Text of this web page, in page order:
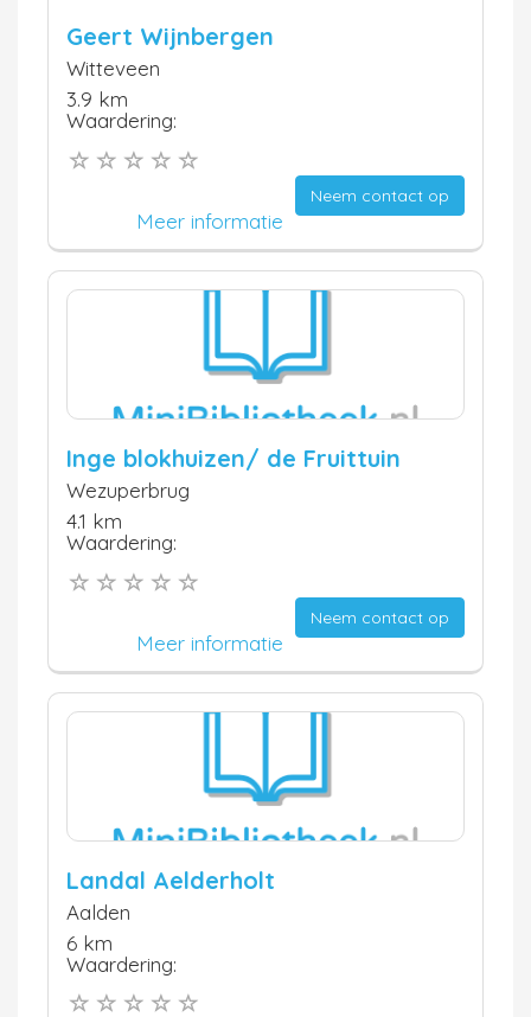
Geert Wijnbergen
Witteveen
3.9 km
Waardering:
Neem contact op
Meer informatie
Inge blokhuizen/ de Fruittuin
Wezuperbrug
4.1 km
Waardering:
Neem contact op
Meer informatie
Landal Aelderholt
Aalden
6 km
Waardering: